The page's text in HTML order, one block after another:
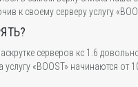
к своему серверу услугу
серверов кс 1.6
«BOOST» начинаются